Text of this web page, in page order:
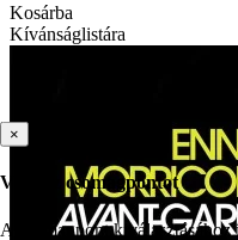
Kosárba
Kívánságlistára
×
Válassz csomagpontot
A csomagpont